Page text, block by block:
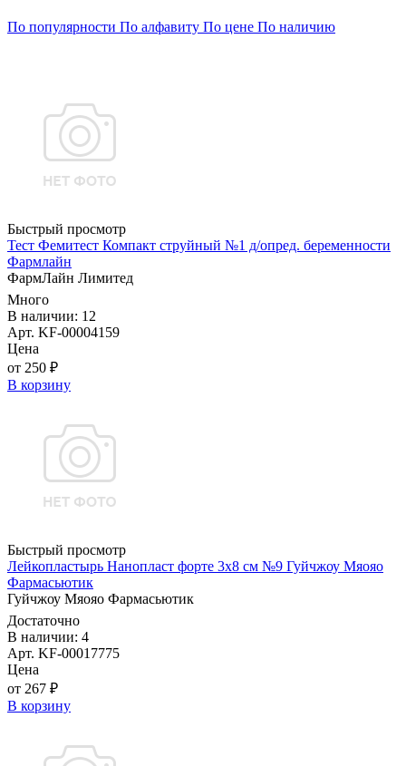
По популярности По алфавиту По цене По наличию
Быстрый просмотр
Тест Фемитест Компакт струйный №1 д/опред. беременности
Фармлайн
ФармЛайн Лимитед
Много
В наличии: 12
Арт. KF-00004159
Цена
от 250 ₽
В корзину
Быстрый просмотр
Лейкопластырь Нанопласт форте 3х8 см №9 Гуйчжоу Мяояо
Фармасьютик
Гуйчжоу Мяояо Фармасьютик
Достаточно
В наличии: 4
Арт. KF-00017775
Цена
от 267 ₽
В корзину